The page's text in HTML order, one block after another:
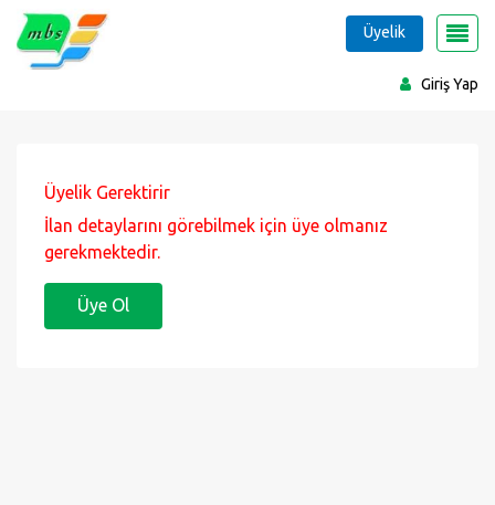
Giriş Yap
Üyelik
Üyelik Gerektirir
İlan detaylarını görebilmek için üye olmanız
gerekmektedir.
Üye Ol